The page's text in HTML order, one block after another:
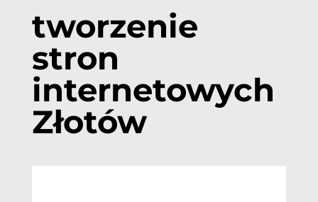
tworzenie
stron
internetowych
Złotów